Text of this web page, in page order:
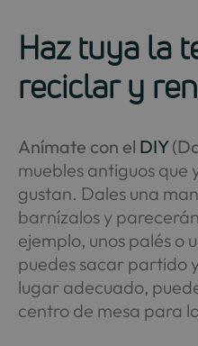
Haz tuya la
reciclar y
Anímate con el DIY
muebles antiguos que
gustan. Dales una
barnízalos y
ejemplo, unos palés o
puedes sacar partido
lugar adecuado,
centro de mesa para